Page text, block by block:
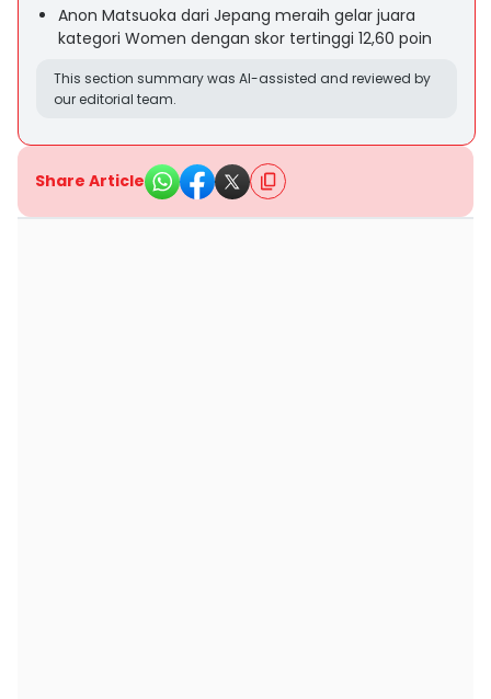
Anon Matsuoka dari Jepang meraih gelar juara
kategori Women dengan skor tertinggi 12,60 poin
This section summary was AI-assisted and reviewed by
our editorial team.
Share Article